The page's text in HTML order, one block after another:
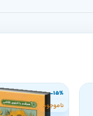
-15%
ناموجود